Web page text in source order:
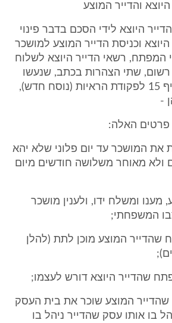
היוצא לידי הסכם בדבר פינוי
וכניסת הדייר המוצע למושכר
המפתח, רשאי הדייר היוצא לשלוח
שתי הצהרות בכתב, שנעשו
בדרך הקבועה בסעיף 15 לפקודת הראיות (נוסח חדש),
את המושכר עד יום פלוני שלא יהא
ולא מאוחר משלושה חודשים מיום
מענו ומשלח ידו, ולענין מושכר
המשפחתי;
שהדייר המוצע מוכן לתת (להלן
שהדייר היוצא דורש לעצמו;
לענין סעיף 81 - שהדייר המוצע שוכר את בית העסק
בו אותו עסק שהדייר ניהל בו